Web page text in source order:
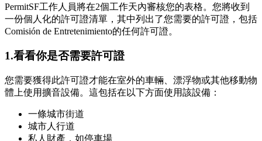
PermitSF工作人員將在2個工作天內審核您的表格。您將收到
一份個人化的許可證清單，其中列出了您需要的許可證，包括
Comisión de Entretenimiento的任何許可證。
1.看看你是否需要許可證
您需要獲得此許可證才能在室外的車輛、漂浮物或其他移動物
體上使用擴音設備。這包括在以下方面使用該設備：
一條城市街道
城市人行道
私人財產，如停車場